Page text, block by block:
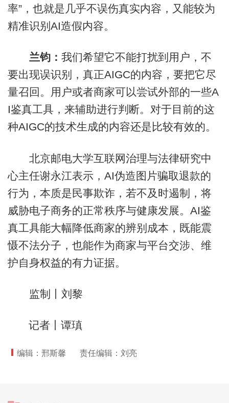
率”，也就是几乎不误伤真实内容，又能较为
精准识别AI造假内容。
兰钧： 我们希望它不能打扰到用户，不
要出现误识别，真正AIGC的内容，要把它尽
量召回。用户或者商家可以尝试外部的一些A
I鉴真工具，来辅助进行判断。对于目前的这
种AIGC的技术生成的内容还是比较有效的。
北京邮电大学互联网治理与法律研究中
心主任谢永江表示，AI伪造图片骗取退款的
行为，本质是民事欺诈，若不及时遏制，将
威胁电子商务的正常秩序与健康发展。AI鉴
真工具能大幅降低商家的辨别成本，既能震
慑不法分子，也能作为商家与平台交涉、维
护自身权益的有力证据。
监制丨刘黎
记者丨谭瑱
编辑：邢斯馨 责任编辑：刘亮